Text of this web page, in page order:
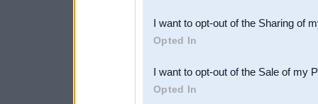
Downstream Participants
third parties.
I want to opt-out of the Sharing of
Opted In
I want to opt-out of the Sale of my
Opted In